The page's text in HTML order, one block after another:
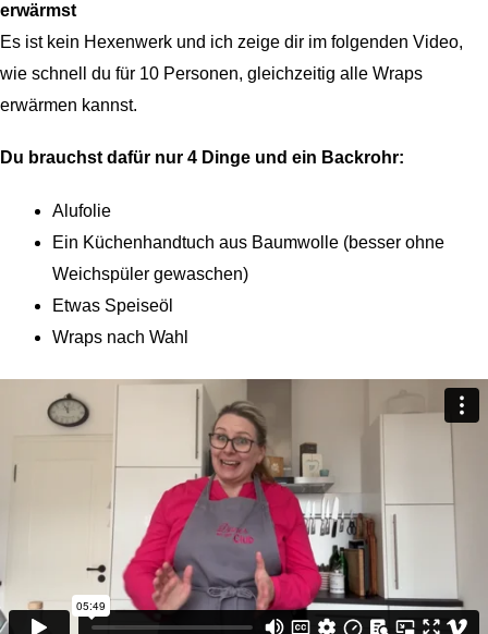
erwärmst
Es ist kein Hexenwerk und ich zeige dir im folgenden Video,
wie schnell du für 10 Personen, gleichzeitig alle Wraps
erwärmen kannst.
Du brauchst dafür nur 4 Dinge und ein Backrohr:
Alufolie
Ein Küchenhandtuch aus Baumwolle (besser ohne
Weichspüler gewaschen)
Etwas Speiseöl
Wraps nach Wahl